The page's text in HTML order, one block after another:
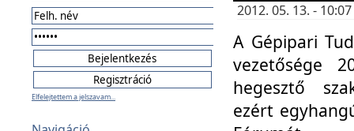
Elfelejtettem a jelszavam...
2012. 05. 13. -
A Gépipari
vezetősége
hegesztő
ezért